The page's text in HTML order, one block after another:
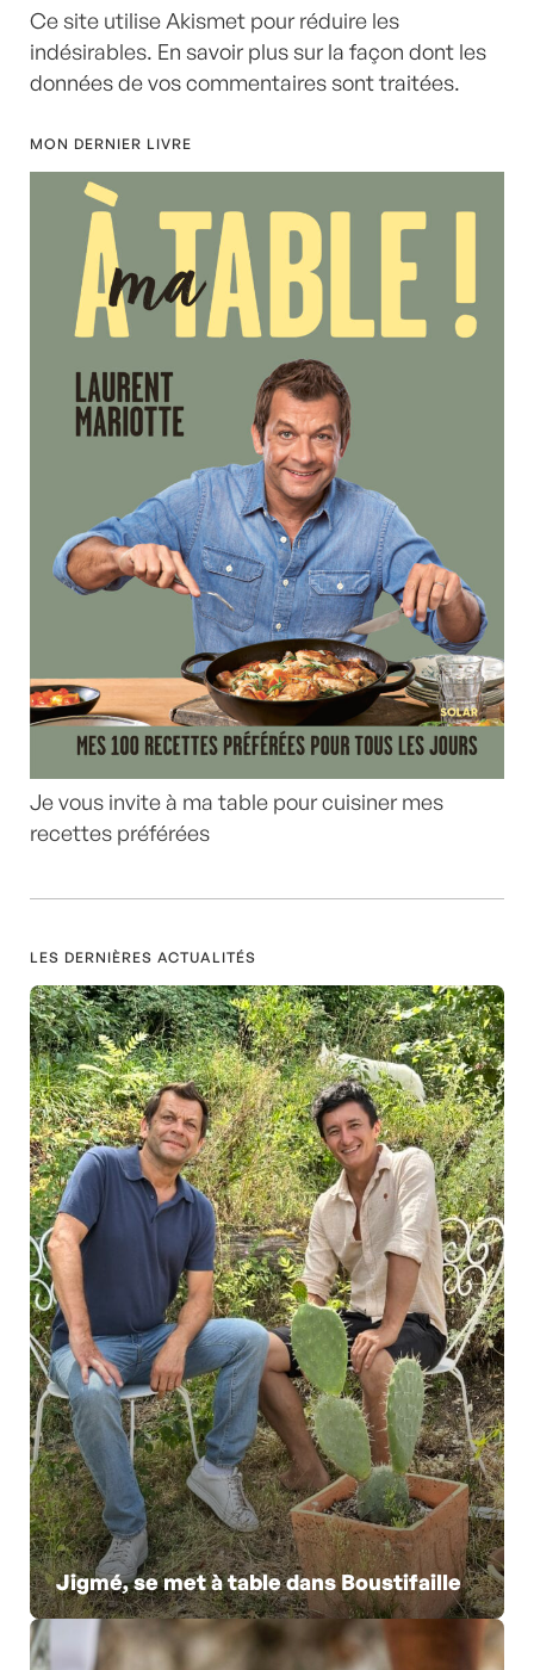
Ce site utilise Akismet pour réduire les
indésirables. En savoir plus sur la façon dont les
données de vos commentaires sont traitées.
MON DERNIER LIVRE
Je vous invite à ma table pour cuisiner mes
recettes préférées
LES DERNIÈRES ACTUALITÉS
Jigmé, se met à table dans Boustifaille